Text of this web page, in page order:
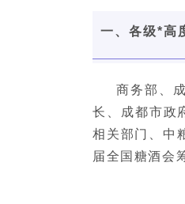
一、各级*高
商务部、
长、成都市政
相关部门、中
届全国糖酒会